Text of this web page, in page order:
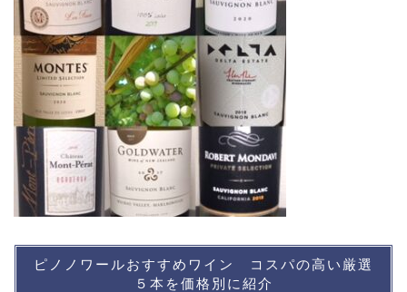
ピノノワールおすすめワイン コスパの高い厳選
５本を価格別に紹介